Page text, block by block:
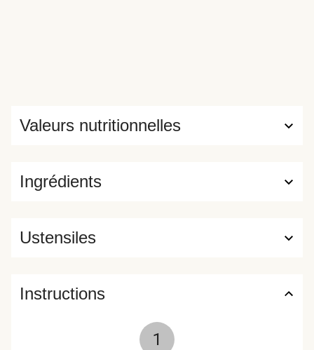
Ingrédients
Valeurs nutritionnelles
Ustensiles
Instructions
1